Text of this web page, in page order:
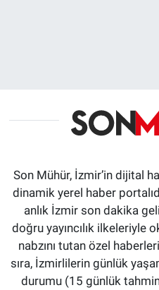
Son Mühür, İzmir’in dijital
dinamik yerel haber
anlık İzmir son dakika
doğru yayıncılık ilkeleriyle
nabzını tutan özel
sıra, İzmirlilerin günlük
durumu (15 günlük